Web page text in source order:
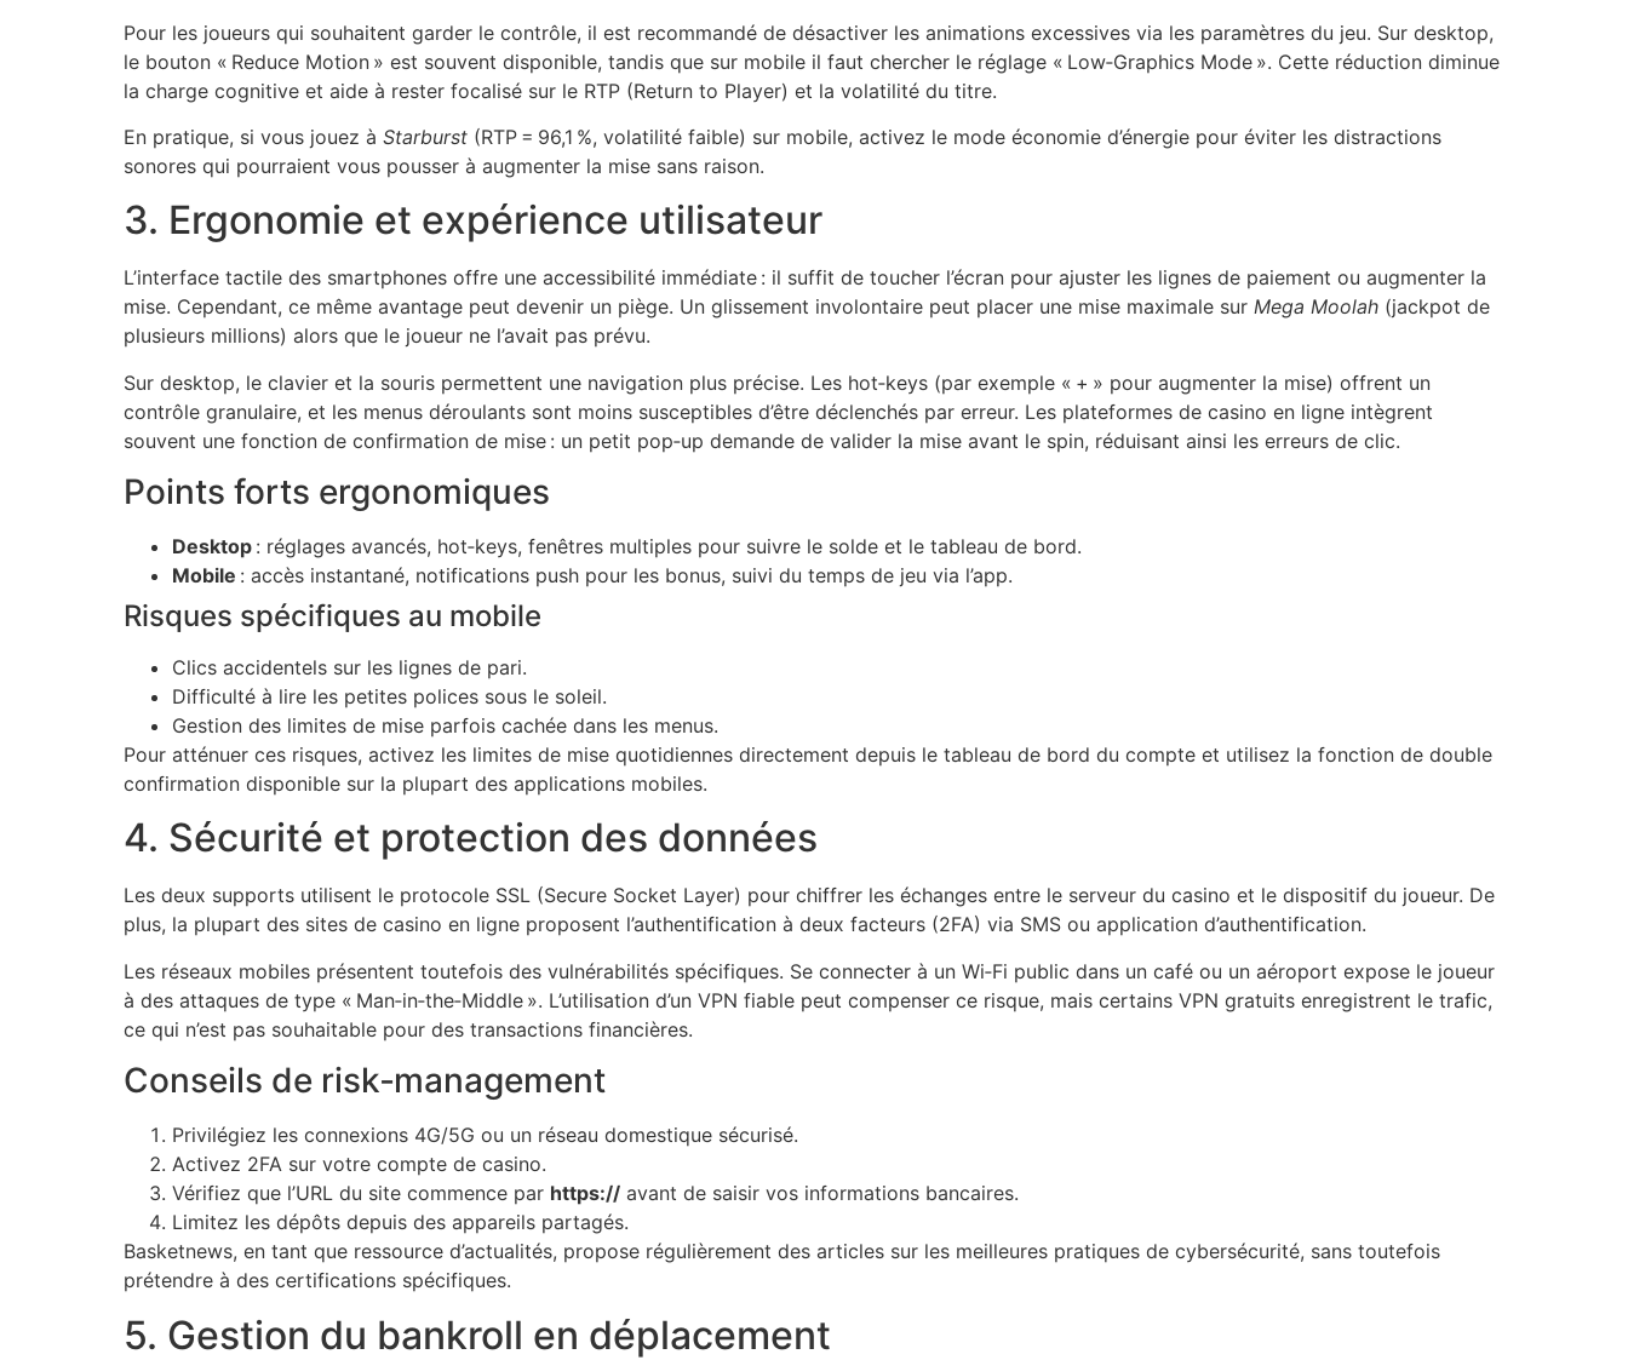
Pour les joueurs qui souhaitent garder le contrôle, il est recommandé de désactiver les animations excessives via les paramètres du jeu. Sur desktop,
le bouton « Reduce Motion » est souvent disponible, tandis que sur mobile il faut chercher le réglage « Low‑Graphics Mode ». Cette réduction diminue
la charge cognitive et aide à rester focalisé sur le RTP (Return to Player) et la volatilité du titre.
En pratique, si vous jouez à Starburst (RTP = 96,1 %, volatilité faible) sur mobile, activez le mode économie d’énergie pour éviter les distractions
sonores qui pourraient vous pousser à augmenter la mise sans raison.
3. Ergonomie et expérience utilisateur
L’interface tactile des smartphones offre une accessibilité immédiate : il suffit de toucher l’écran pour ajuster les lignes de paiement ou augmenter la
mise. Cependant, ce même avantage peut devenir un piège. Un glissement involontaire peut placer une mise maximale sur Mega Moolah (jackpot de
plusieurs millions) alors que le joueur ne l’avait pas prévu.
Sur desktop, le clavier et la souris permettent une navigation plus précise. Les hot‑keys (par exemple « + » pour augmenter la mise) offrent un
contrôle granulaire, et les menus déroulants sont moins susceptibles d’être déclenchés par erreur. Les plateformes de casino en ligne intègrent
souvent une fonction de confirmation de mise : un petit pop‑up demande de valider la mise avant le spin, réduisant ainsi les erreurs de clic.
Points forts ergonomiques
Desktop : réglages avancés, hot‑keys, fenêtres multiples pour suivre le solde et le tableau de bord.
Mobile : accès instantané, notifications push pour les bonus, suivi du temps de jeu via l’app.
Risques spécifiques au mobile
Clics accidentels sur les lignes de pari.
Difficulté à lire les petites polices sous le soleil.
Gestion des limites de mise parfois cachée dans les menus.
Pour atténuer ces risques, activez les limites de mise quotidiennes directement depuis le tableau de bord du compte et utilisez la fonction de double
confirmation disponible sur la plupart des applications mobiles.
4. Sécurité et protection des données
Les deux supports utilisent le protocole SSL (Secure Socket Layer) pour chiffrer les échanges entre le serveur du casino et le dispositif du joueur. De
plus, la plupart des sites de casino en ligne proposent l’authentification à deux facteurs (2FA) via SMS ou application d’authentification.
Les réseaux mobiles présentent toutefois des vulnérabilités spécifiques. Se connecter à un Wi‑Fi public dans un café ou un aéroport expose le joueur
à des attaques de type « Man‑in‑the‑Middle ». L’utilisation d’un VPN fiable peut compenser ce risque, mais certains VPN gratuits enregistrent le trafic,
ce qui n’est pas souhaitable pour des transactions financières.
Conseils de risk‑management
Privilégiez les connexions 4G/5G ou un réseau domestique sécurisé.
Activez 2FA sur votre compte de casino.
Vérifiez que l’URL du site commence par https:// avant de saisir vos informations bancaires.
Limitez les dépôts depuis des appareils partagés.
Basketnews, en tant que ressource d’actualités, propose régulièrement des articles sur les meilleures pratiques de cybersécurité, sans toutefois
prétendre à des certifications spécifiques.
5. Gestion du bankroll en déplacement